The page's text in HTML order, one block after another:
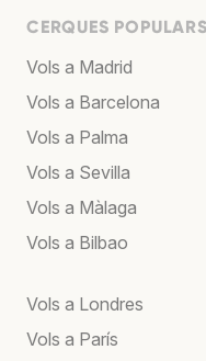
CERQUES POPULARS
Vols a Madrid
Vols a Barcelona
Vols a Palma
Vols a Sevilla
Vols a Màlaga
Vols a Bilbao
Vols a Londres
Vols a París